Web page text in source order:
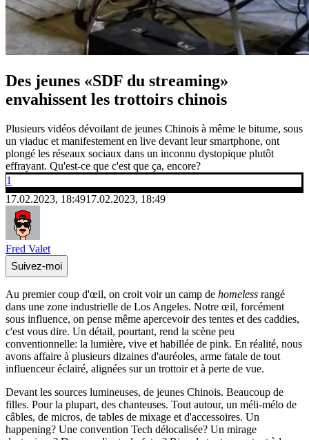
Des jeunes «SDF du streaming»
envahissent les trottoirs chinois
Plusieurs vidéos dévoilant de jeunes Chinois à même le bitume, sous
un viaduc et manifestement en live devant leur smartphone, ont
plongé les réseaux sociaux dans un inconnu dystopique plutôt
effrayant. Qu'est-ce que c'est que ça, encore?
1
17.02.2023, 18:4917.02.2023, 18:49
Fred Valet
Suivez-moi
Au premier coup d'œil, on croit voir un camp de homeless rangé
dans une zone industrielle de Los Angeles. Notre œil, forcément
sous influence, on pense même apercevoir des tentes et des caddies,
c'est vous dire. Un détail, pourtant, rend la scène peu
conventionnelle: la lumière, vive et habillée de pink. En réalité, nous
avons affaire à plusieurs dizaines d'auréoles, arme fatale de tout
influenceur éclairé, alignées sur un trottoir et à perte de vue.
Devant les sources lumineuses, de jeunes Chinois. Beaucoup de
filles. Pour la plupart, des chanteuses. Tout autour, un méli-mélo de
câbles, de micros, de tables de mixage et d'accessoires. Un
happening? Une convention Tech délocalisée? Un mirage